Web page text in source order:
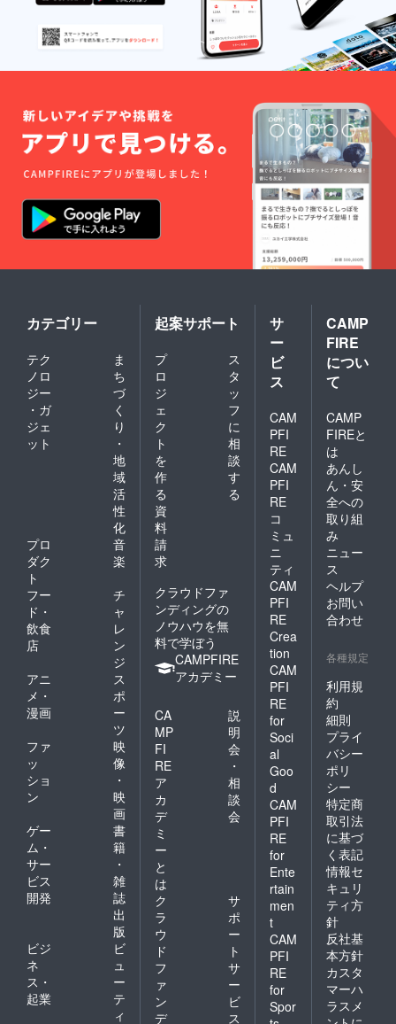
カテゴリー
テク
ノロ
ジー
・ガ
ジェ
ット
ま
ち
づ
く
り
・
地
域
活
性
化
プロ
ダク
ト
音
楽
フー
ド・
飲食
店
チ
ャ
レ
ン
ジ
アニ
メ・
漫画
ス
ポ
ー
ツ
ファ
ッ
ショ
ン
映
像
・
映
画
ゲー
ム・
サー
ビス
開発
書
籍
・
雑
誌
出
版
ビジ
ネ
ス・
起業
ビ
ュ
ー
テ
ィ
起案サポート
プ
ロ
ジ
ェ
ク
ト
を
作
る
ス
タ
ッ
フ
に
相
談
す
る
資
料
請
求
クラウドファ
ンディングの
ノウハウを無
料で学ぼう
CAMPFIRE
アカデミー
CA
MP
FI
RE
ア
カ
デ
ミ
ー
と
は
説
明
会
・
相
談
会
ク
ラ
ウ
ド
フ
ァ
ン
デ
サ
ポ
ー
ト
サ
ー
ビ
ス
サ
ー
ビ
ス
CAM
PFI
RE
CAM
PFI
RE
コ
ミュ
ニ
ティ
CAM
PFI
RE
Crea
tion
CAM
PFI
RE
for
Soci
al
Goo
d
CAM
PFI
RE
for
Ente
rtain
men
t
CAM
PFI
RE
for
Spor
CAMP
FIRE
につい
て
CAMP
FIREと
は
あんし
ん・安
全への
取り組
み
ニュー
ス
ヘルプ
お問い
合わせ
各種規定
利用規
約
細則
プライ
バシー
ポリ
シー
特定商
取引法
に基づ
く表記
情報セ
キュリ
ティ方
針
反社基
本方針
カスタ
マーハ
ラスメ